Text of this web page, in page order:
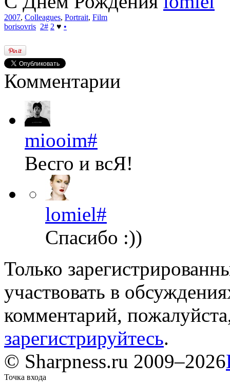
2007, Colleagues, Portrait, Film
borisovris 2# 2 ♥ •
Комментарии
miooim#
Весго и всЯ!
lomiel#
Спасибо :))
Только
участвовать в
комментарий,
зарегистрируйтесь.
© Sharpness.ru 2009–2026
Точка входа